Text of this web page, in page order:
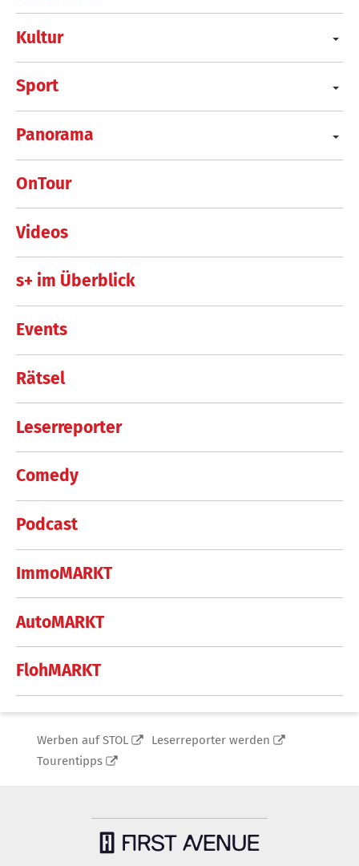
Kultur
Sport
Panorama
OnTour
Videos
s+ im Überblick
Events
Rätsel
Leserreporter
Comedy
Podcast
ImmoMARKT
AutoMARKT
FlohMARKT
Werben auf STOL
Leserreporter werden
Tourentipps